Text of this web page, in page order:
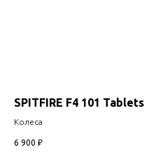
SPITFIRE F4 101 Tablets
Колеса
6 900 ₽